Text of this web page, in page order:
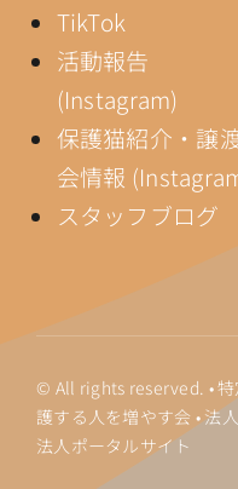
TikTok
活動報告
(Instagram)
保護猫紹介・譲
会情報
スタッフブログ
© All rights reserved. •
護する人を増やす会 • 法
法人ポータルサイト